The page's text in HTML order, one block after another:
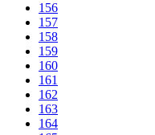
156
157
158
159
160
161
162
163
164